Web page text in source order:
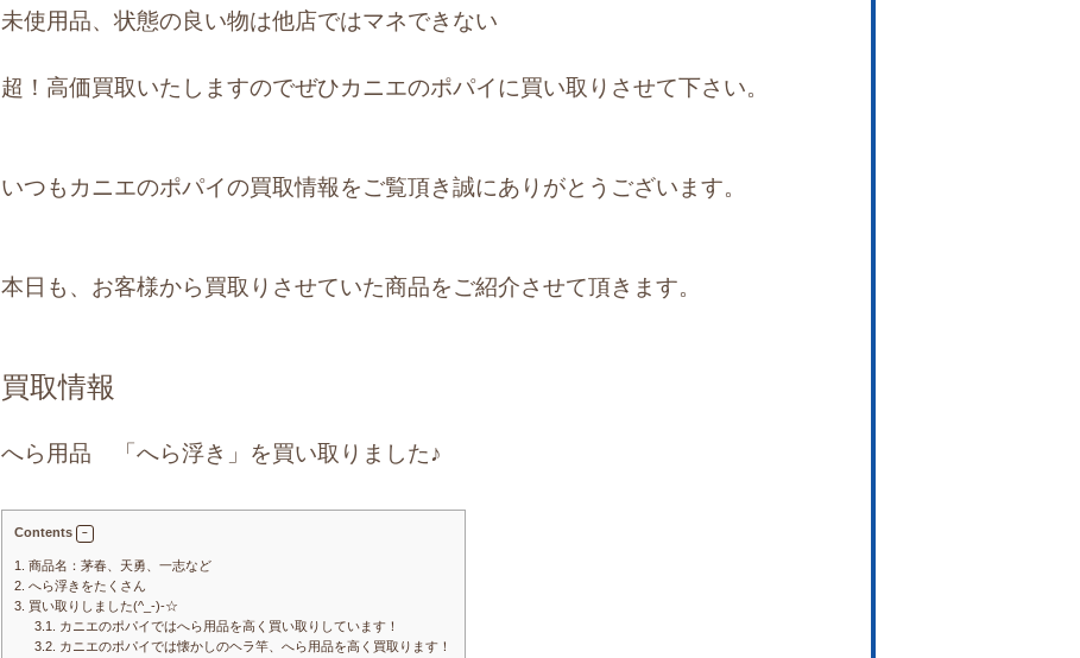
未使用品、状態の良い物は他店ではマネできない
超！高価買取いたしますのでぜひカニエのポパイに買い取りさせて下さい。
いつもカニエのポパイの買取情報をご覧頂き誠にありがとうございます。
本日も、お客様から買取りさせていた商品をご紹介させて頂きます。
買取情報
へら用品 「へら浮き」を買い取りました♪
Contents
1.
商品名：茅春、天勇、一志など
2. へら浮きをたくさん
3. 買い取りしました(^_-)-☆
3.1.
カニエのポパイではへら用品を高く買い取りしています！
3.2. カニエのポパイでは懐かしのヘラ竿、へら用品を高く買取ります！